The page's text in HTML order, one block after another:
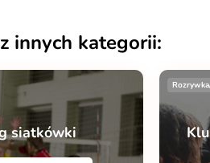
innych kategorii:
siatkówki